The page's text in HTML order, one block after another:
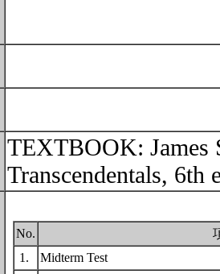
TEXTBOOK: James
Transcendentals, 6th
No.
1.
Midterm Test